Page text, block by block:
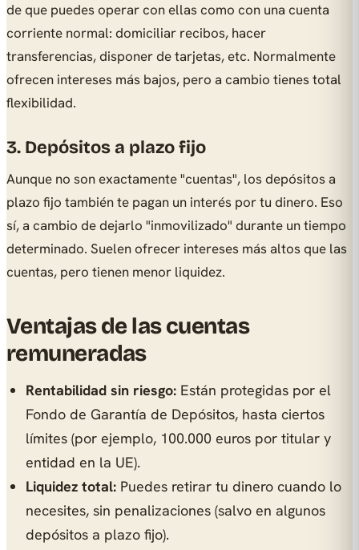
de que puedes operar con ellas como con una cuenta
corriente normal: domiciliar recibos, hacer
transferencias, disponer de tarjetas, etc. Normalmente
ofrecen intereses más bajos, pero a cambio tienes total
flexibilidad.
3. Depósitos a plazo fijo
Aunque no son exactamente "cuentas", los depósitos a
plazo fijo también te pagan un interés por tu dinero. Eso
sí, a cambio de dejarlo "inmovilizado" durante un tiempo
determinado. Suelen ofrecer intereses más altos que las
cuentas, pero tienen menor liquidez.
Ventajas de las cuentas
remuneradas
Rentabilidad sin riesgo: Están protegidas por el
Fondo de Garantía de Depósitos, hasta ciertos
límites (por ejemplo, 100.000 euros por titular y
entidad en la UE).
Liquidez total: Puedes retirar tu dinero cuando lo
necesites, sin penalizaciones (salvo en algunos
depósitos a plazo fijo).